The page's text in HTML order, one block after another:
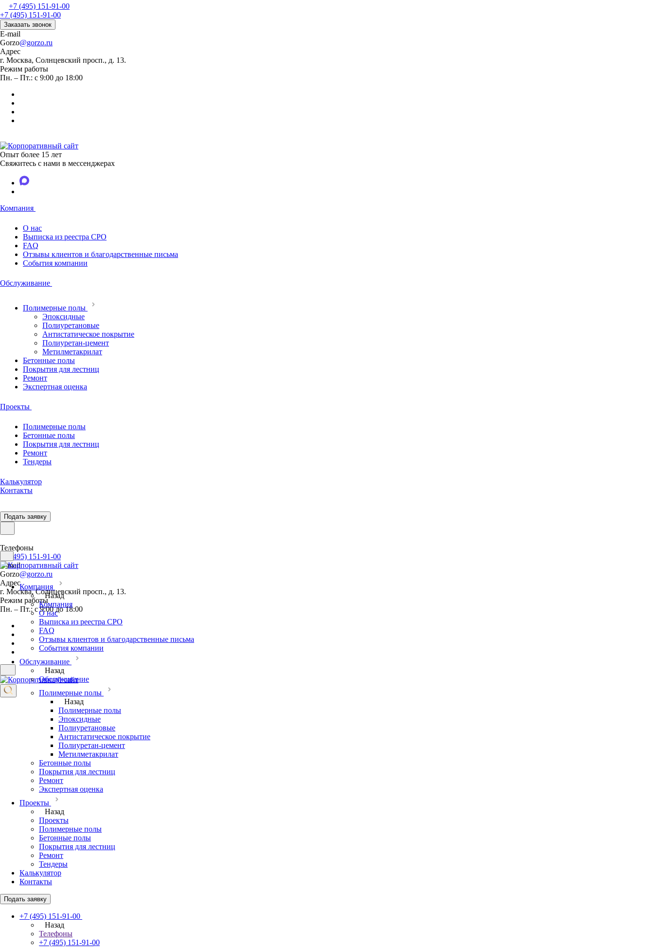
+7 (495) 151-91-00
+7 (495) 151-91-00
Заказать звонок
E-mail
Gorzo@gorzo.ru
Адрес
г. Москва, Солнцевский просп., д. 13.
Режим работы
Пн. – Пт.: с 9:00 до 18:00
Опыт более 15 лет
Свяжитесь с нами в мессенджерах
Компания
О нас
Выписка из реестра СРО
FAQ
Отзывы клиентов и благодарственные письма
События компании
Обслуживание
Полимерные полы
Эпоксидные
Полиуретановые
Антистатическое покрытие
Полиуретан-цемент
Метилметакри­лат
Бетонные полы
Покрытия для лестниц
Ремонт
Экспертная оценка
Проекты
Полимерные полы
Бетонные полы
Покрытия для лестниц
Ремонт
Тендеры
Калькулятор
Контакты
Подать заявку
Телефоны
+7 (495) 151-91-00
E-mail
Gorzo@gorzo.ru
Адрес
г. Москва, Солнцевский просп., д. 13.
Режим работы
Пн. – Пт.: с 9:00 до 18:00
Компания
Назад
Компания
О нас
Выписка из реестра СРО
FAQ
Отзывы клиентов и благодарственные письма
События компании
Обслуживание
Назад
Обслуживание
Полимерные полы
Назад
Полимерные полы
Эпоксидные
Полиуретановые
Антистатическое покрытие
Полиуретан-цемент
Метилметакри­лат
Бетонные полы
Покрытия для лестниц
Ремонт
Экспертная оценка
Проекты
Назад
Проекты
Полимерные полы
Бетонные полы
Покрытия для лестниц
Ремонт
Тендеры
Калькулятор
Контакты
Подать заявку
+7 (495) 151-91-00
Назад
Телефоны
+7 (495) 151-91-00